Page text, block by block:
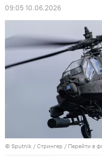
09:05 10.06.2026
© Sputnik / Стрингер / Перейти в